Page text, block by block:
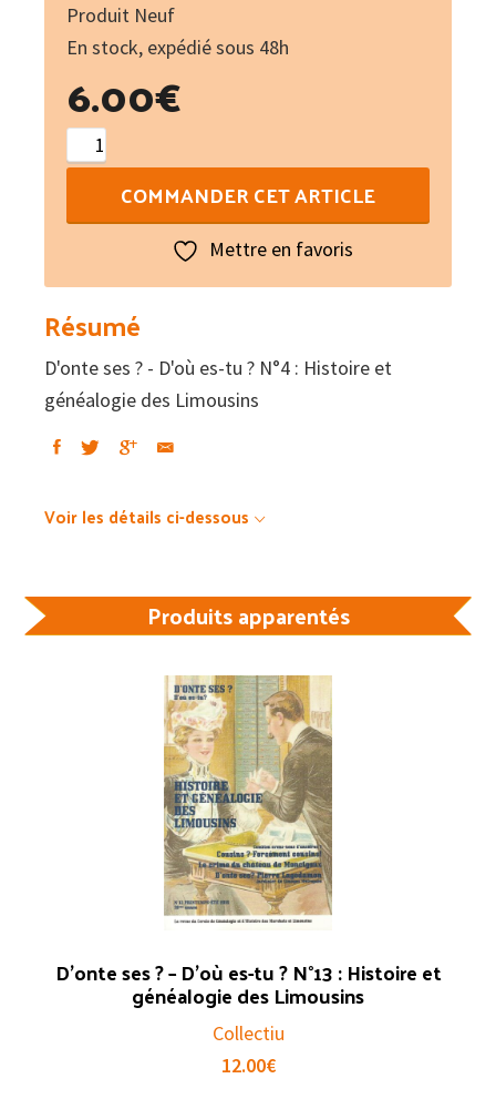
Produit Neuf
En stock, expédié sous 48h
6.00€
quantité
de
D'où
es-
tu
N°4
Histoire
généalogie
COMMANDER CET ARTICLE
Mettre en favoris
Résumé
D'onte ses ? - D'où es-tu ? N°4 : Histoire et
généalogie des Limousins
Voir les détails ci-dessous
Produits apparentés
D’onte ses ? – D’où es-tu ? N°13 : Histoire et
généalogie des Limousins
Collectiu
12.00€